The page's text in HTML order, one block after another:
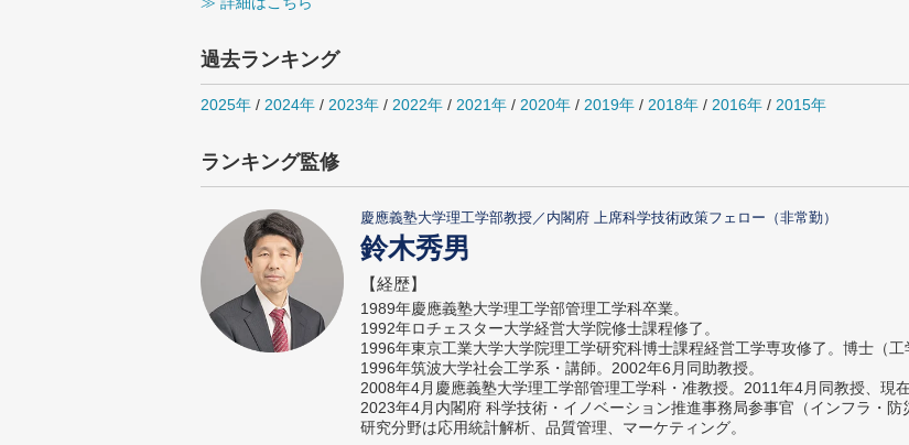
過去ランキング
2025年 / 2024年 / 2023年 / 2022年 / 2021年 / 2020年 / 2019年 / 2018年 / 2016年 / 2015年
ランキング監修
慶應義塾大学理工学部教授／内閣府 上席科学技術政策フェロー（非常勤）
鈴木秀男
【経歴】
1989年慶應義塾大学理工学部管理工学科卒業。
1992年ロチェスター大学経営大学院修士課程修了。
1996年東京工業大学大学院理工学研究科博士課程経営工学専攻修了。博士（工
1996年筑波大学社会工学系・講師。2002年6月同助教授。
2008年4月慶應義塾大学理工学部管理工学科・准教授。2011年4月同教授、現在
2023年4月内閣府 科学技術・イノベーション推進事務局参事官（インフラ・防
研究分野は応用統計解析、品質管理、マーケティング。